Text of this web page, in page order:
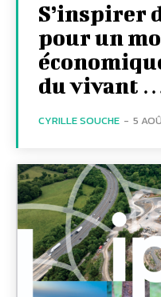
S’inspirer
pour un
du vivant
CYRILLE SOUCHE - 5